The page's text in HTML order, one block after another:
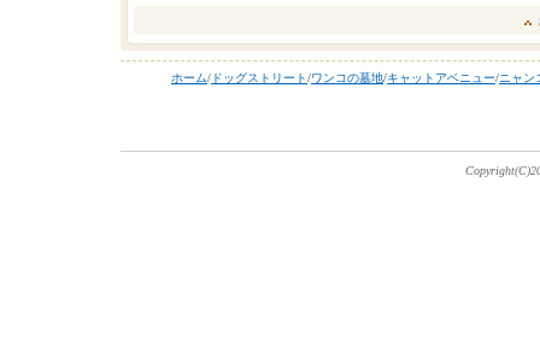
ホーム/ ドッグストリート/ワンコの墓地/キャットアベニュー/ニャン